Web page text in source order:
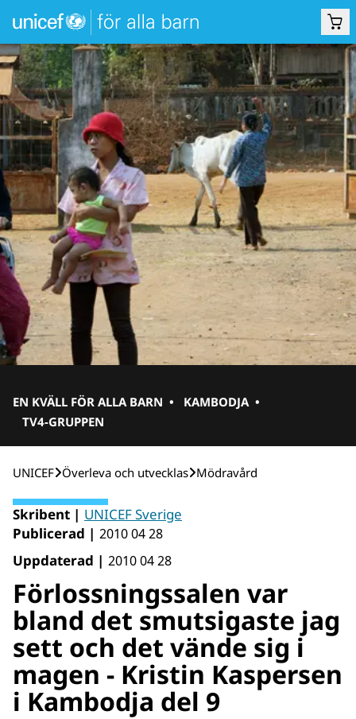
EN KVÄLL FÖR ALLA BARN • KAMBODJA •
TV4-GRUPPEN
UNICEF Över­leva och utvecklas Mödravård
Skribent | UNICEF Sverige
Publicerad | 2010 04 28
Uppdaterad | 2010 04 28
Förlossningssalen var
bland det smutsigaste jag
sett och det vände sig i
magen - Kristin Kaspersen
i Kambodja del 9